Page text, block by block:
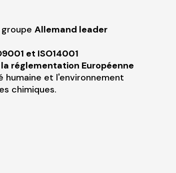
Allemand leader
et ISO14001
réglementation Européenne
humaine et l'environnement
chimiques.